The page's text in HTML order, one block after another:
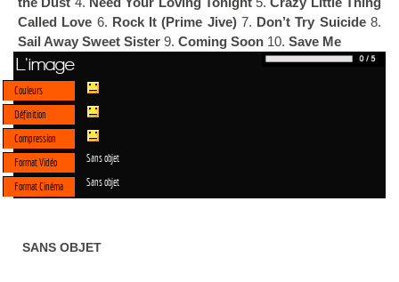
Called Love 6. Rock It (Prime Jive) 7. Don’t Try Suicide8.
Sail Away Sweet Sister 9. Coming Soon 10. Save Me
L'image
Couleurs
Définition
Compression
Format Vidéo
Sans objet
Format Cinéma Sans objet
SANS OBJET